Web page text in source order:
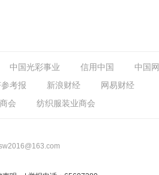
中国光彩事业 信用中国
中国网
考报 新浪财经
网易财经
会 纺织服装业商会